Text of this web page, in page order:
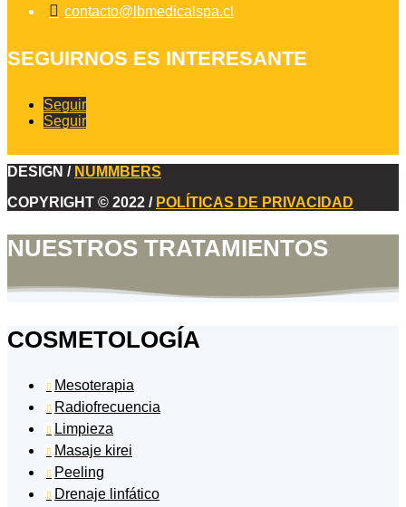
 contacto@lbmedicalspa.cl
SEGUIRNOS ES INTERESANTE
Seguir
Seguir
DESIGN / NUMMBERS
COPYRIGHT © 2022 / POLÍTICAS DE PRIVACIDAD
NUESTROS TRATAMIENTOS
COSMETOLOGÍA
 Mesoterapia
 Radiofrecuencia
 Limpieza
 Masaje kirei
 Peeling
 Drenaje linfático